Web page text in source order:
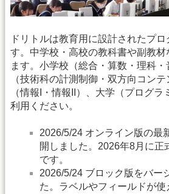
ドリトルは教育用に設計されたプ
す。中学校・高校の教科書や副教
ます。小学校（総合・算数・理科
（技術科の計測制御・双方向コン
（情報I・情報II）、大学（プログ
利用ください。
2026/5/24 オンライン版の最
開しました。2026年8月に正
です。
2026/5/24 ブロック版をバー
た。ラベルやフィールドが